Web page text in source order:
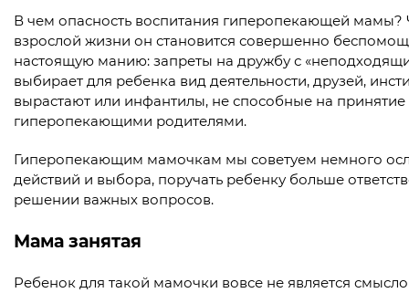
В чем опасность воспитания гиперопекающей мамы?
взрослой жизни он становится совершенно
настоящую манию: запреты на дружбу с
выбирает для ребенка вид деятельности, друзей,
вырастают или инфантилы, не способные на
гиперопекающими родителями.
Гиперопекающим мамочкам мы советуем немного
действий и выбора, поручать ребенку больше
решении важных вопросов.
Мама занятая
Ребенок для такой мамочки вовсе не является